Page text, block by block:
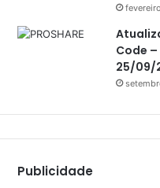
Athomics Inspire
Athomics S3
Athomics T3
ATV
Code
25/09/
Publicidade